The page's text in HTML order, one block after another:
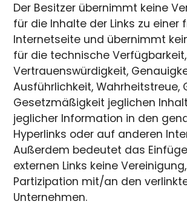
Der Besitzer übernimmt keine
für die Inhalte der Links zu einer
Internetseite und übernimmt
für die technische
Vertrauenswürdigkeit,
Ausführlichkeit, Wahrheitstreue,
Gesetzmäßigkeit jeglichen
jeglicher Information in den
Hyperlinks oder auf anderen
Außerdem bedeutet das
externen Links keine
Partizipation mit/an den
Unternehmen.